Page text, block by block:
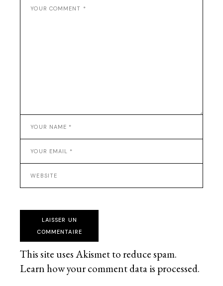
LAISSER UN
COMMENTAIRE
This site uses Akismet to reduce spam.
Learn how your comment data is processed.